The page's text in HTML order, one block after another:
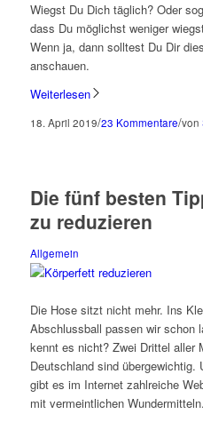
Wiegst Du Dich täglich? Oder
dass Du möglichst weniger
Wenn ja, dann solltest Du Dir
anschauen.
Weiterlesen
18. April 2019/23 Kommentare/von
Die fünf besten
zu reduzieren
Allgemein
Die Hose sitzt nicht mehr. Ins
Abschlussball passen wir schon
kennt es nicht? Zwei Drittel aller
Deutschland sind übergewichtig.
gibt es im Internet zahlreiche
mit vermeintlichen